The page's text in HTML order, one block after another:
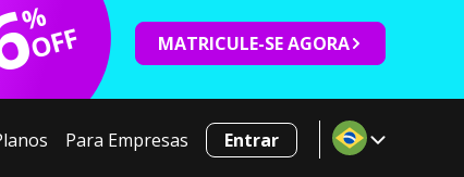
%
OFF MATRICULE-SE AGORA
Para Empresas Entrar